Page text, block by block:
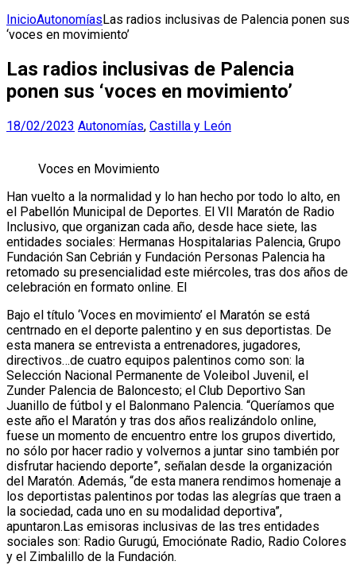
InicioAutonomíasLas radios inclusivas de Palencia ponen sus
‘voces en movimiento’
Las radios inclusivas de Palencia
ponen sus ‘voces en movimiento’
18/02/2023 Autonomías, Castilla y León
Voces en Movimiento
Han vuelto a la normalidad y lo han hecho por todo lo alto, en
el Pabellón Municipal de Deportes. El VII Maratón de Radio
Inclusivo, que organizan cada año, desde hace siete, las
entidades sociales: Hermanas Hospitalarias Palencia, Grupo
Fundación San Cebrián y Fundación Personas Palencia ha
retomado su presencialidad este miércoles, tras dos años de
celebración en formato online. El
Bajo el título ‘Voces en movimiento’ el Maratón se está
centrnado en el deporte palentino y en sus deportistas. De
esta manera se entrevista a entrenadores, jugadores,
directivos…de cuatro equipos palentinos como son: la
Selección Nacional Permanente de Voleibol Juvenil, el
Zunder Palencia de Baloncesto; el Club Deportivo San
Juanillo de fútbol y el Balonmano Palencia. “Queríamos que
este año el Maratón y tras dos años realizándolo online,
fuese un momento de encuentro entre los grupos divertido,
no sólo por hacer radio y volvernos a juntar sino también por
disfrutar haciendo deporte”, señalan desde la organización
del Maratón. Además, “de esta manera rendimos homenaje a
los deportistas palentinos por todas las alegrías que traen a
la sociedad, cada uno en su modalidad deportiva”,
apuntaron.Las emisoras inclusivas de las tres entidades
sociales son: Radio Gurugú, Emociónate Radio, Radio Colores
y el Zimbalillo de la Fundación.